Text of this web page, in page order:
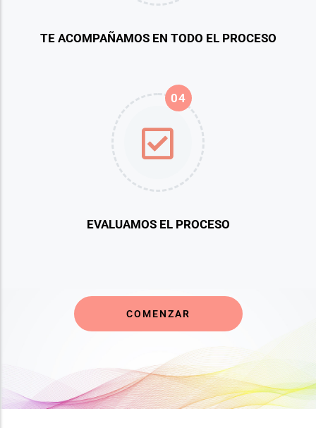
TE ACOMPAÑAMOS EN TODO EL PROCESO
04
EVALUAMOS EL PROCESO
COMENZAR